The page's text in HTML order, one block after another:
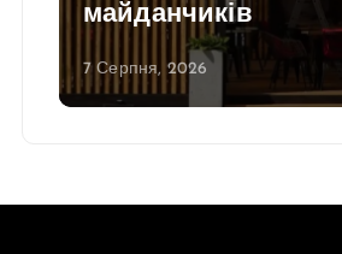
майданчиків
7 Серпня, 2026